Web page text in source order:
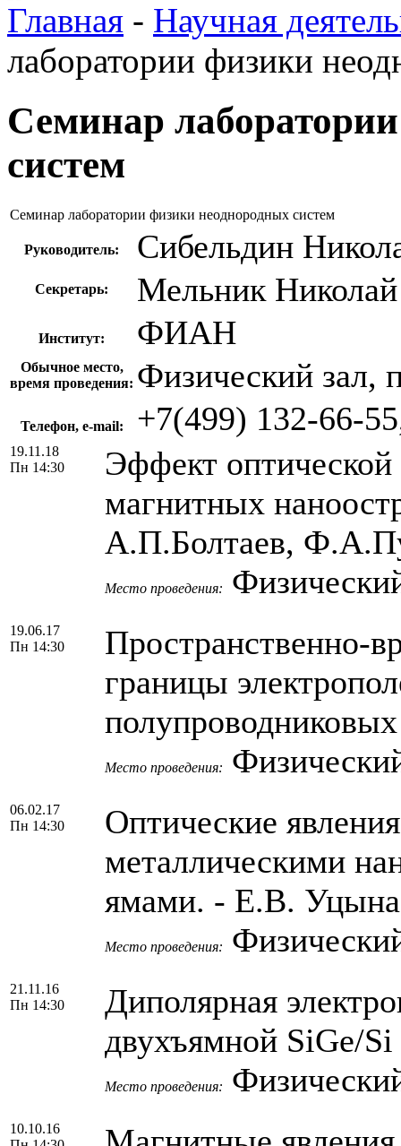
Главная - Научная
лаборатории физики
Семинар
систем
Семинар лаборатории физики неоднородных систем
Руководитель: Сибельдин
Секретарь: Мельник
Институт: ФИАН
Обычное место,
время проведения: Физический зал,
Телефон, e-mail: +7(499) 132-66-
19.11.18
Пн 14:30
Эффект оптической
магнитных
А.П.Болтаев,
Место проведения:
19.06.17
Пн 14:30
Пространственно-
границы
Место проведения:
06.02.17
Пн 14:30
Оптические
металлическими
ямами. - Е.В.
Место проведения:
21.11.16
Пн 14:30
Диполярная
двухъямной SiGe/
Место проведения:
10.10.16